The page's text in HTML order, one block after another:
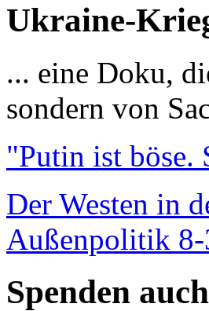
Ukraine-
... eine Doku,
sondern von
"Putin ist böse.
Der Westen in
Außenpolitik 8-
Spenden